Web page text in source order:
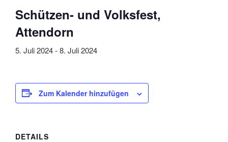
Schützen- und Volksfest,
Attendorn
5. Juli 2024-8. Juli 2024
Zum Kalender hinzufügen
DETAILS